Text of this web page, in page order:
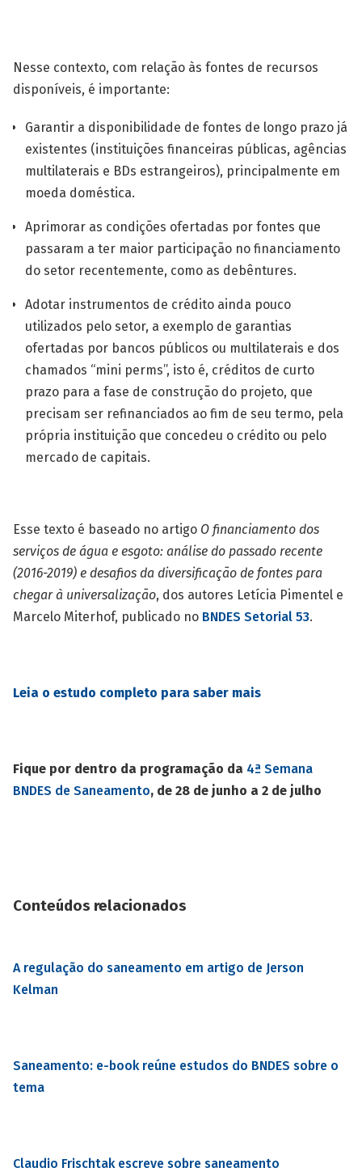
Nesse contexto, com relação às fontes de recursos
disponíveis, é importante:
Garantir a disponibilidade de fontes de longo prazo já
existentes (instituições financeiras públicas, agências
multilaterais e BDs estrangeiros), prin­cipalmente em
moeda doméstica.
Aprimorar as condições ofertadas por fontes que
passaram a ter maior participação no financiamento
do setor recentemente, como as debêntures.
Adotar instrumentos de crédito ainda pouco
utilizados pelo setor, a exemplo de garantias
ofertadas por bancos públicos ou multilaterais e dos
chamados “mini perms”, isto é, créditos de curto
prazo para a fase de construção do projeto, que
precisam ser refinanciados ao fim de seu termo, pela
própria instituição que concedeu o crédito ou pelo
mercado de capitais.
Esse texto é baseado no artigo O financiamento dos
serviços de água e esgoto: análise do passado recente
(2016-2019) e desafios da diversificação de fontes para
chegar à universalização, dos autores Letícia Pimentel e
Marcelo Miterhof, publicado no BNDES Setorial 53.
Leia o estudo completo para saber mais
Fique por dentro da programação da 4ª Semana
BNDES de Saneamento, de 28 de junho a 2 de julho
Conteúdos relacionados
A regulação do saneamento em artigo de Jerson
Kelman
Saneamento: e-book reúne estudos do BNDES sobre o
tema
Claudio Frischtak escreve sobre saneamento